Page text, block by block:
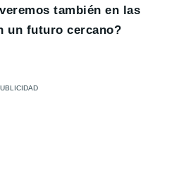
también en las
un futuro cercano?